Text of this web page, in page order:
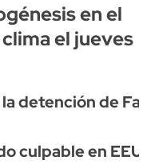
en el
el jueves
detención de
culpable en